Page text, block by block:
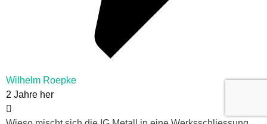
Wilhelm Roepke
2 Jahre her